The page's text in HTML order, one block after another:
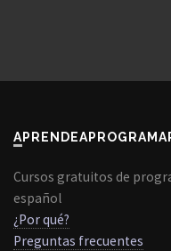
Cursos gratuitos de
español
¿Por qué?
Preguntas frecuentes